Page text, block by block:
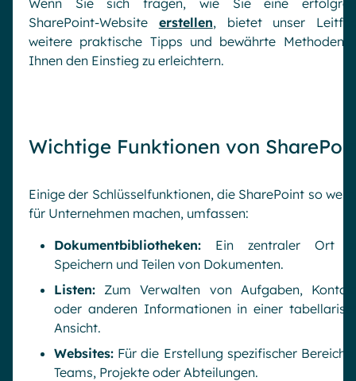
Wenn Sie sich fragen, wie Sie eine
SharePoint-Website erstellen, bietet unser
weitere praktische Tipps und bewährte Methoden,
Ihnen den Einstieg zu erleichtern.
Wichtige Funktionen von
Einige der Schlüsselfunktionen, die SharePoint so
für Unternehmen machen, umfassen:
Dokumentbibliotheken: Ein zentraler Ort
Speichern und Teilen von Dokumenten.
Listen: Zum Verwalten von Aufgaben,
oder anderen Informationen in einer
Ansicht.
Websites: Für die Erstellung spezifischer
Teams, Projekte oder Abteilungen.